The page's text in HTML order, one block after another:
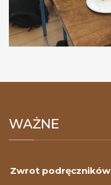
WAŻNE
Zwrot podręczników